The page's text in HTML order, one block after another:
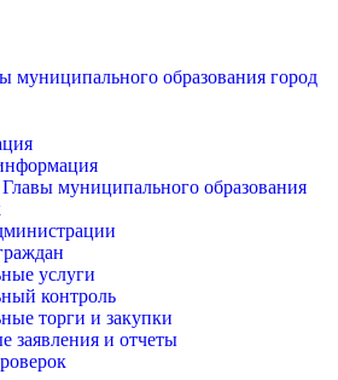
муниципального образования город
муниципального образования
услуги
контроль
торги и закупки
заявления и отчеты